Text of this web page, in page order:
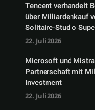
Tencent verhandelt
über Milliardenkauf
Solitaire-Studio
22. Juli 2026
Microsoft und
Partnerschaft mit
Investment
22. Juli 2026